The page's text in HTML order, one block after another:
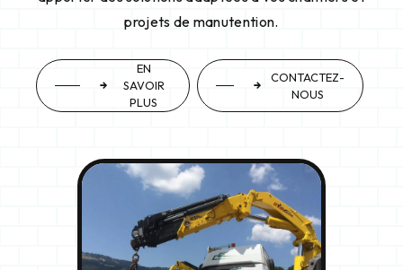
projets de manutention.
EN
SAVOIR
PLUS
CONTACTEZ-
NOUS